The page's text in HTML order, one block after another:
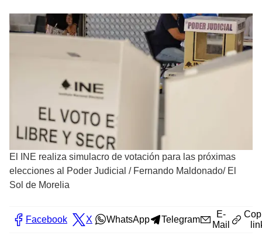
El INE realiza simulacro de votación para las próximas
elecciones al Poder Judicial / Fernando Maldonado/ El
Sol de Morelia
Facebook X WhatsApp Telegram
E-
Mail